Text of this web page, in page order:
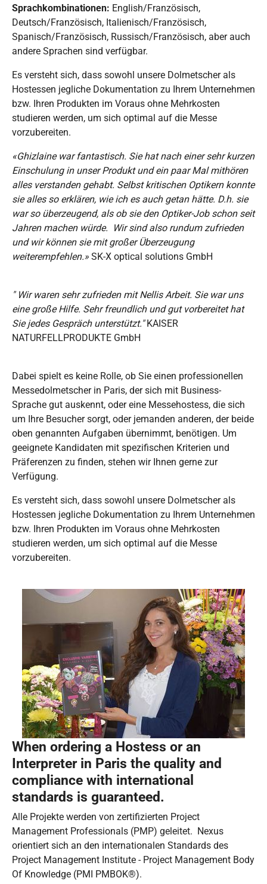
Sprachkombinationen: English/Französisch,
Deutsch/Französisch, Italienisch/Französisch,
Spanisch/Französisch, Russisch/Französisch, aber auch
andere Sprachen sind verfügbar.
Es versteht sich, dass sowohl unsere Dolmetscher als
Hostessen jegliche Dokumentation zu Ihrem Unternehmen
bzw. Ihren Produkten im Voraus ohne Mehrkosten
studieren werden, um sich optimal auf die Messe
vorzubereiten.
«Ghizlaine war fantastisch. Sie hat nach einer sehr kurzen
Einschulung in unser Produkt und ein paar Mal mithören
alles verstanden gehabt. Selbst kritischen Optikern konnte
sie alles so erklären, wie ich es auch getan hätte. D.h. sie
war so überzeugend, als ob sie den Optiker-Job schon seit
Jahren machen würde. Wir sind also rundum zufrieden
und wir können sie mit großer Überzeugung
weiterempfehlen.» SK-X optical solutions GmbH
" Wir waren sehr zufrieden mit Nellis Arbeit. Sie war uns
eine große Hilfe. Sehr freundlich und gut vorbereitet hat
Sie jedes Gespräch unterstützt."KAISER
NATURFELLPRODUKTE GmbH
Dabei spielt es keine Rolle, ob Sie einen professionellen
Messedolmetscher in Paris, der sich mit Business-
Sprache gut auskennt, oder eine Messehostess, die sich
um Ihre Besucher sorgt, oder jemanden anderen, der beide
oben genannten Aufgaben übernimmt, benötigen. Um
geeignete Kandidaten mit spezifischen Kriterien und
Präferenzen zu finden, stehen wir Ihnen gerne zur
Verfügung.
Es versteht sich, dass sowohl unsere Dolmetscher als
Hostessen jegliche Dokumentation zu Ihrem Unternehmen
bzw. Ihren Produkten im Voraus ohne Mehrkosten
studieren werden, um sich optimal auf die Messe
vorzubereiten.
When ordering a Hostess or an
Interpreter in Paris the quality and
compliance with international
standards is guaranteed.
Alle Projekte werden von zertifizierten Project
Management Professionals (PMP) geleitet. Nexus
orientiert sich an den internationalen Standards des
Project Management Institute - Project Management Body
Of Knowledge (PMI PMBOK®).